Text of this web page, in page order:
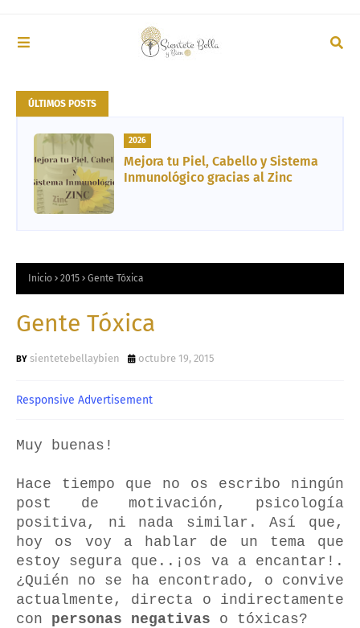
ÚLTIMOS POSTS
Mejora tu Piel, Cabello y Sistema
Inmunológico gracias al Zinc
2026
Mis 5 Favoritos del Momento en
Cosmética, Vida Sana, Libro y
Inicio 2015 Gente Tóxica
Gente Tóxica
sientetebellaybien octubre 19, 2015
Responsive Advertisement
Muy buenas!
Hace tiempo que no os escribo ningún
post de motivación, psicología
positiva, ni nada similar. Así que,
hoy os voy a hablar de un tema que
estoy segura que..¡os va a encantar!.
¿Quién no se ha encontrado, o convive
actualmente, directa o indirectamente
con personas negativas o tóxicas?